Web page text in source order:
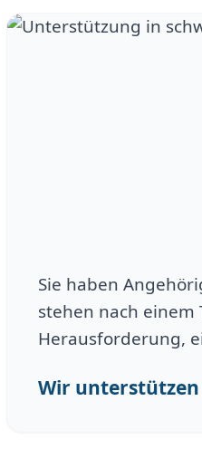
Sie haben
stehen nach
Herausforderung,
Wir unterstützen